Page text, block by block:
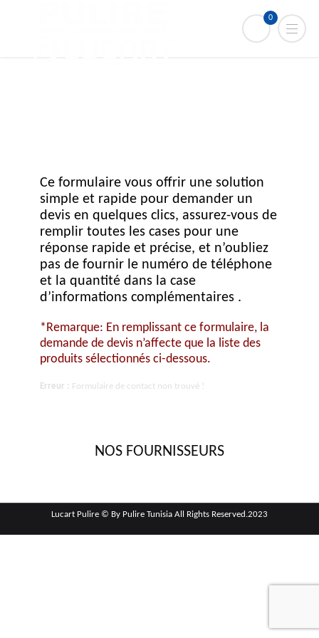
0
Ce formulaire vous offrir une solution
simple et rapide pour demander un
devis en quelques clics, assurez-vous de
remplir toutes les cases pour une
réponse rapide et précise, et n’oubliez
pas de fournir le numéro de téléphone
et la quantité dans la case
d’informations complémentaires .
*Remarque: En remplissant ce formulaire, la
demande de devis n’affecte que la liste des
produits sélectionnés ci-dessous.
Erreur : Formulaire de contact non trouvé !
NOS FOURNISSEURS
Lucart Pulire © By Pulire Tunisia All Rights Reserved.2023